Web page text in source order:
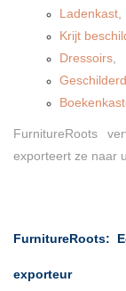
Ladenkast
Krijt
Dressoirs
FurnitureRoots
exporteert ze naar
FurnitureRoots:
exporteur